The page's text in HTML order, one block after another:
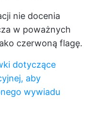
nie docenia
w poważnych
czerwoną flagę.
dotyczące
aby
wywiadu